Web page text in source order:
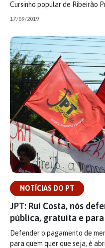
Cursinho popular de Ribeirão
17/09/2019
NOTÍCIAS DO PT
JPT: Rui Costa, nós
pública, gratuita e
Defender o pagamento de
para quem quer que seja, é